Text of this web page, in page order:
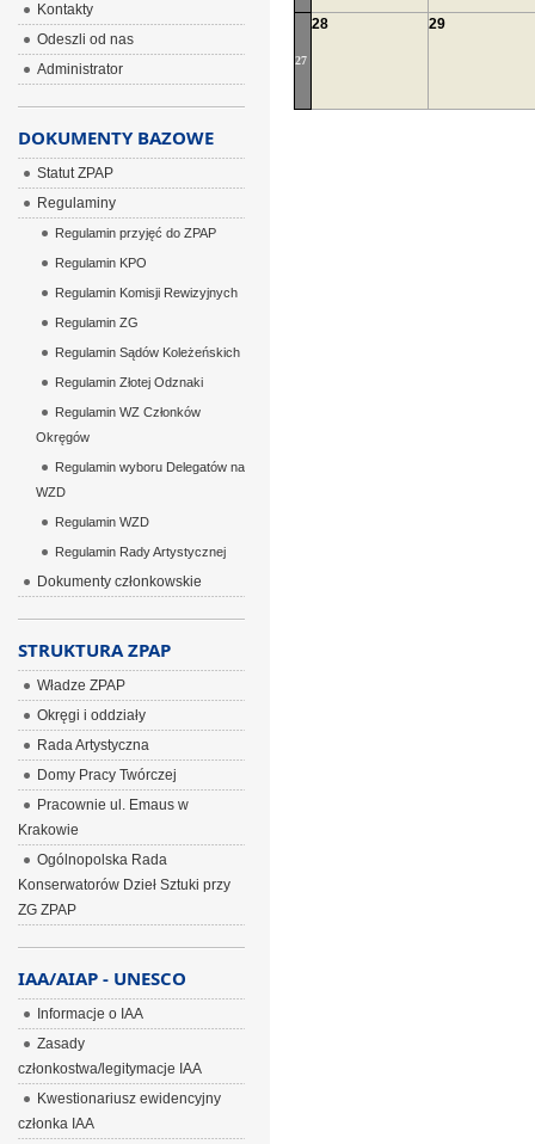
27
28 29
Kontakty
Odeszli od nas
Administrator
DOKUMENTY BAZOWE
Statut ZPAP
Regulaminy
Regulamin przyjęć do ZPAP
Regulamin KPO
Regulamin Komisji Rewizyjnych
Regulamin ZG
Regulamin Sądów Koleżeńskich
Regulamin Złotej Odznaki
Regulamin WZ Członków
Okręgów
Regulamin wyboru Delegatów na
WZD
Regulamin WZD
Regulamin Rady Artystycznej
Dokumenty członkowskie
STRUKTURA ZPAP
Władze ZPAP
Okręgi i oddziały
Rada Artystyczna
Domy Pracy Twórczej
Pracownie ul. Emaus w
Krakowie
Ogólnopolska Rada
Konserwatorów Dzieł Sztuki przy
ZG ZPAP
IAA/AIAP - UNESCO
Informacje o IAA
Zasady
członkostwa/legitymacje IAA
Kwestionariusz ewidencyjny
członka IAA